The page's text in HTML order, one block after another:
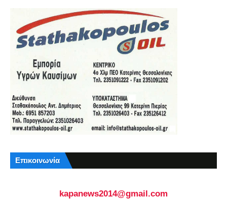
Επικοινωνία
kapanews2014@gmail.com